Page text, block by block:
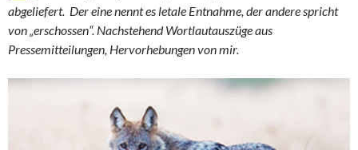
abgeliefert. Der eine nennt es letale Entnahme, der andere spricht
von „erschossen“. Nachstehend Wortlautauszüge aus
Pressemitteilungen, Hervorhebungen von mir.